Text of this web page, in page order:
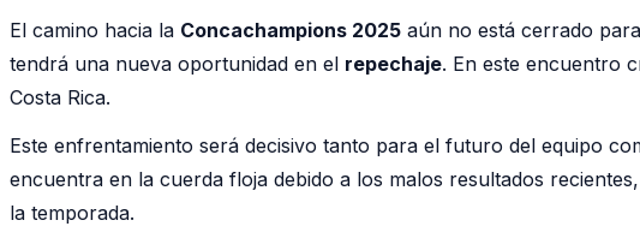
El camino hacia la Concachampions 2025 aún no está cerrado para
tendrá una nueva oportunidad en el repechaje. En este encuentro
Costa Rica.
Este enfrentamiento será decisivo tanto para el futuro del equipo
encuentra en la cuerda floja debido a los malos resultados
la temporada.